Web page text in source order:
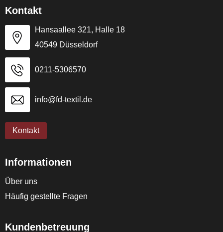
Kontakt
Hansaallee 321, Halle 18
40549 Düsseldorf
0211-5306570
info@fd-textil.de
Kontakt
Informationen
Über uns
Häufig gestellte Fragen
Kundenbetreuung